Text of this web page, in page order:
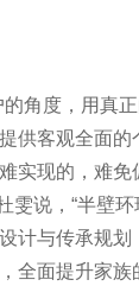
的角度，用真
供客观全面的
实现的，难免
雯说，“半壁
计与传承规划
全面提升家